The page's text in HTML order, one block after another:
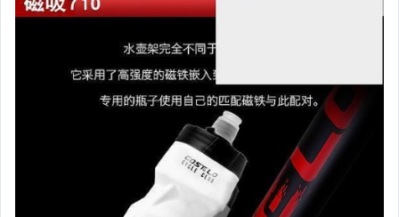
居家、家具與園藝